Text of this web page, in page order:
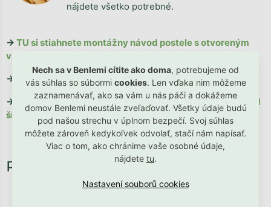
Nech sa v Benlemi cítite ako doma, potrebujeme od
vás súhlas so súbormi cookies. Len vďaka nim môžeme
zaznamenávať, ako sa vám u nás páči a dokážeme
domov Benlemi neustále zveľaďovať. Všetky údaje budú
pod našou strechu v úplnom bezpečí. Svoj súhlas
môžete zároveň kedykoľvek odvolať, stačí nám napísať.
Viac o tom, ako chránime vaše osobné údaje,
nájdete tu.
nájdete všetko potrebné.
→ TU si stiahnete montážny návod postele s otvoreným
vstupom;
→
TU si stiahnete montážny návod postele so zábranou;
→
TU si stiahnete montážny návod výstuhy pri variante od
šírky 120 cm